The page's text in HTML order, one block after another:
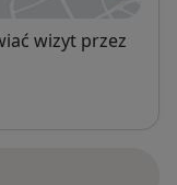
wizyt przez